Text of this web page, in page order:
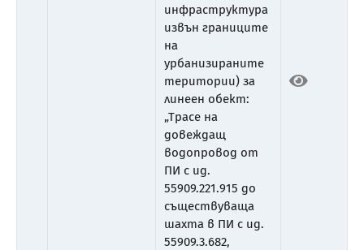
инфраструктура
извън границите
на
урбанизираните
територии) за
линеен обект:
„Трасе на
довеждащ
водопровод от
ПИ с ид.
55909.221.915 до
съществуваща
шахта в ПИ с ид.
55909.3.682,